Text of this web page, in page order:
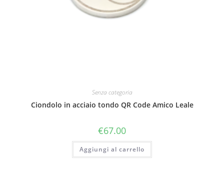
Senza categoria
Ciondolo in acciaio tondo QR Code Amico Leale
€67.00
Aggiungi al carrello